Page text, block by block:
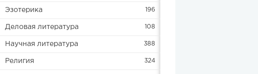
Эзотерика 196
Деловая литература 108
Научная литература 388
Религия 324